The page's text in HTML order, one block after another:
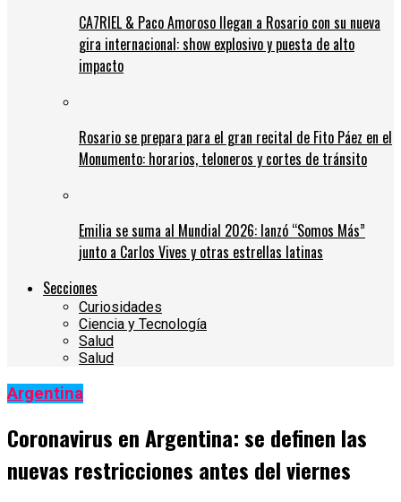
CA7RIEL & Paco Amoroso llegan a Rosario con su nueva
gira internacional: show explosivo y puesta de alto
impacto
Rosario se prepara para el gran recital de Fito Páez en el
Monumento: horarios, teloneros y cortes de tránsito
Emilia se suma al Mundial 2026: lanzó “Somos Más”
junto a Carlos Vives y otras estrellas latinas
Secciones
Curiosidades
Ciencia y Tecnología
Salud
Salud
Argentina
Coronavirus en Argentina: se definen las
nuevas restricciones antes del viernes